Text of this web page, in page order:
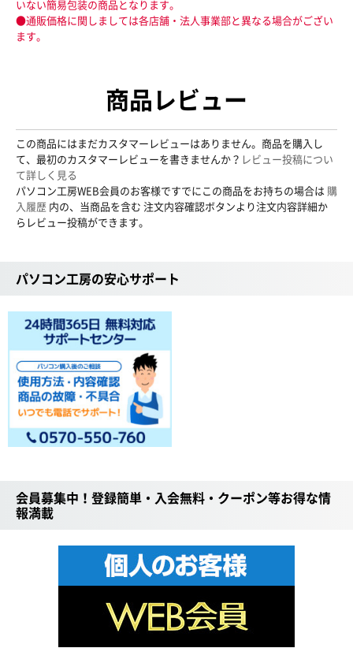
いない簡易包装の商品となります。
●通販価格に関しましては各店舗・法人事業部と異なる場合がござい
ます。
商品レビュー
この商品にはまだカスタマーレビューはありません。商品を購入し
て、最初のカスタマーレビューを書きませんか？ レビュー投稿につい
て詳しく見る
パソコン工房WEB会員のお客様ですでにこの商品をお持ちの場合は 購
入履歴 内の、当商品を含む 注文内容確認ボタンより注文内容詳細か
らレビュー投稿ができます。
パソコン工房の安心サポート
会員募集中！登録簡単・入会無料・クーポン等お得な情
報満載